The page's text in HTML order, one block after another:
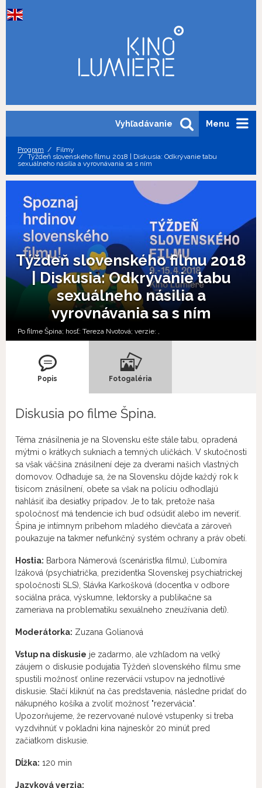
Menu
Vyhľadávanie
Program
Filmy
Týždeň slovenského filmu 2018 | Diskusia: Odkrývanie tabu
sexuálneho násilia a vyrovnávania sa s ním
Týždeň slovenského filmu 2018
| Diskusia: Odkrývanie tabu
sexuálneho násilia a
vyrovnávania sa s ním
Po filme Špina; hosť: Tereza Nvotová; verzie:
Popis Fotogaléria
Diskusia po filme Špina.
Téma znásilnenia je na Slovensku ešte stále tabu, opradená
mýtmi o krátkych sukniach a temných uličkách. V skutočnosti
sa však väčšina znásilnení deje za dverami našich vlastných
domovov. Odhaduje sa, že na Slovensku dôjde každý rok k
tisícom znásilnení, obete sa však na políciu odhodlajú
nahlásiť iba desiatky prípadov. Je to tak, pretože naša
spoločnosť má tendencie ich buď odsúdiť alebo im neveriť.
Špina je intímnym príbehom mladého dievčaťa a zároveň
poukazuje na takmer nefunkčný systém ochrany a práv obetí.
Hostia: Barbora Námerová (scenáristka filmu), Ľubomíra
Izáková (psychiatrička, prezidentka Slovenskej psychiatrickej
spoločnosti SLS), Slávka Karkošková (docentka v odbore
sociálna práca, výskumne, lektorsky a publikačne sa
zameriava na problematiku sexuálneho zneužívania detí).
Moderátorka: Zuzana Golianová
Vstup na diskusie je zadarmo, ale vzhľadom na veľký
záujem o diskusie podujatia Týždeň slovenského filmu sme
spustili možnosť online rezervácií vstupov na jednotlivé
diskusie. Stačí kliknúť na čas predstavenia, následne pridať do
nákupného košíka a zvoliť možnosť "rezervácia".
Upozorňujeme, že rezervované nulové vstupenky si treba
vyzdvihnúť v pokladni kina najneskôr 20 minút pred
začiatkom diskusie.
Dĺžka: 120 min
Jazyková verzia: